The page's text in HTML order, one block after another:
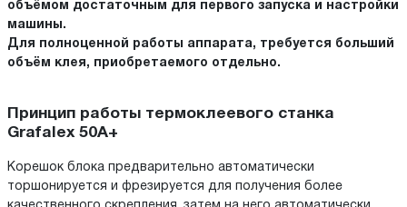
объёмом достаточным для первого запуска и настройки
машины.
Для полноценной работы аппарата, требуется больший
объём клея, приобретаемого отдельно.
Принцип работы термоклеевого станка
Grafalex 50A+
Корешок блока предварительно автоматически
торшонируется и фрезируется для получения более